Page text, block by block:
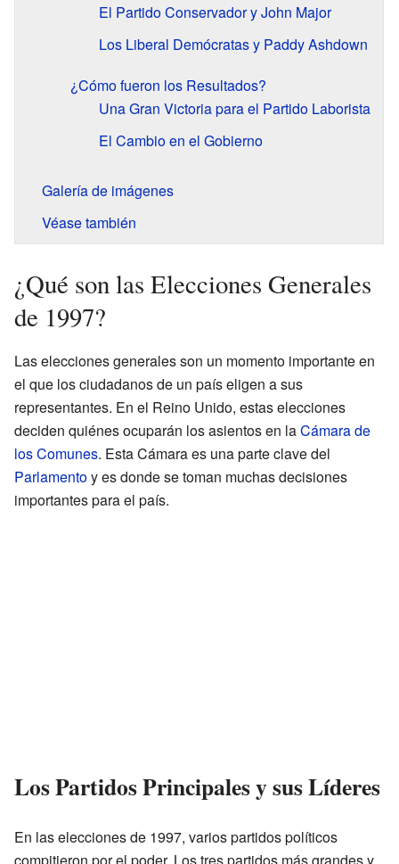
El Partido Conservador y John Major
Los Liberal Demócratas y Paddy Ashdown
¿Cómo fueron los Resultados?
Una Gran Victoria para el Partido Laborista
El Cambio en el Gobierno
Galería de imágenes
Véase también
¿Qué son las Elecciones Generales
de 1997?
Las elecciones generales son un momento importante en
el que los ciudadanos de un país eligen a sus
representantes. En el Reino Unido, estas elecciones
deciden quiénes ocuparán los asientos en laCámara de
los Comunes. Esta Cámara es una parte clave del
Parlamentoy es donde se toman muchas decisiones
importantes para el país.
Los Partidos Principales y sus Líderes
En las elecciones de 1997, varios partidos políticos
compitieron por el poder. Los tres partidos más grandes y